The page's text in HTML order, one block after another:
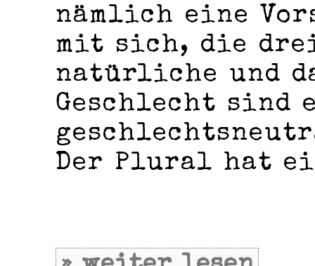
nämlich eine
mit sich, die drei
natürliche und
Geschlecht sind
Der Plural hat